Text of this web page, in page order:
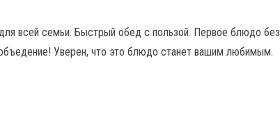
всей семьи. Быстрый обед с пользой. Первое блюдо без
Уверен, что это блюдо станет вашим любимым.